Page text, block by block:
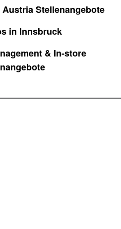
Stellenangebote
in Innsbruck
& In-store